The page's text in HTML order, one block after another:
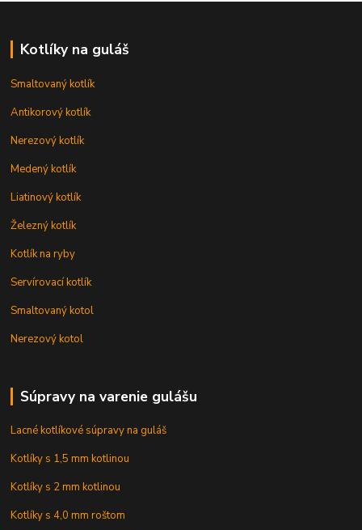
Kotlíky na guláš
Smaltovaný kotlík
Antikorový kotlík
Nerezový kotlík
Medený kotlík
Liatinový kotlík
Železný kotlík
Kotlík na ryby
Servírovací kotlík
Smaltovaný kotol
Nerezový kotol
Súpravy na varenie gulášu
Lacné kotlíkové súpravy na guláš
Kotlíky s 1,5 mm kotlinou
Kotlíky s 2 mm kotlinou
Kotlíky s 4,0 mm roštom